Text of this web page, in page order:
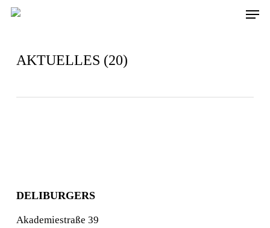
Skip
Menu
AKTUELLES (20)
DELIBURGERS
Akademiestraße 39